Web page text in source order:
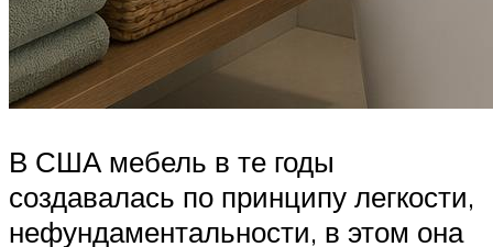
В США мебель в те годы
создавалась по принципу легкости,
нефундаментальности, в этом она